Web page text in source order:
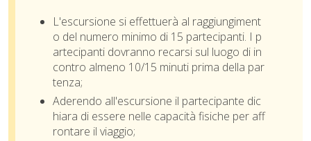
L'escursione si effettuerà al raggiungiment
o del numero minimo di 15 partecipanti. I p
artecipanti dovranno recarsi sul luogo di in
contro almeno 10/15 minuti prima della par
tenza;
Aderendo all'escursione il partecipante dic
hiara di essere nelle capacità fisiche per aff
rontare il viaggio;